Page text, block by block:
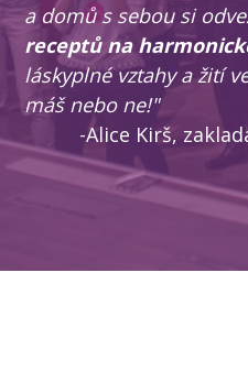
a domů s sebou si
receptů na
láskyplné vztahy a žití
máš nebo ne!"
-Alice Kirš,